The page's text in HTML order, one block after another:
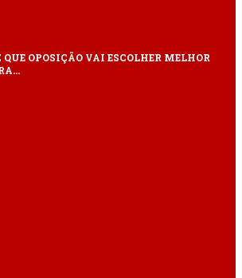
OPOSIÇÃO VAI ESCOLHER MELHOR